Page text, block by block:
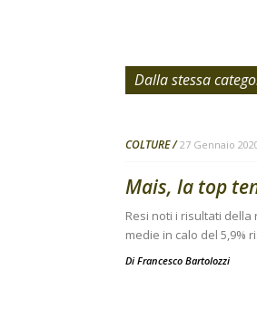
Dalla stessa
COLTURE 27 Gennaio
Mais, la top
Resi noti i risultati
medie in calo del 5,9%
Di Francesco Bartolozzi